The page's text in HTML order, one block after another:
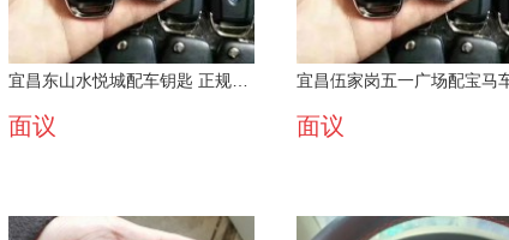
面议 面议